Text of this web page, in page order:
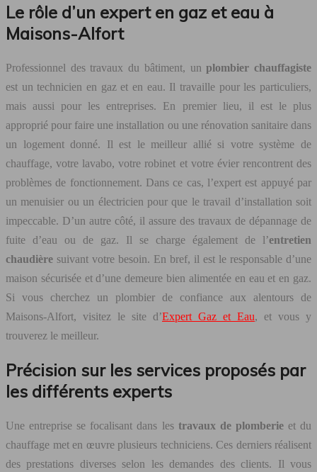
Le rôle d’un expert en gaz et eau à
Maisons-Alfort
Professionnel des travaux du bâtiment, unplombier chauffagiste
est un technicien en gaz et en eau. Il travaille pour les particuliers,
mais aussi pour les entreprises. En premier lieu, il est le plus
approprié pour faire une installation ou une rénovation sanitaire dans
un logement donné. Il est le meilleur allié si votre système de
chauffage, votre lavabo, votre robinet et votre évier rencontrent des
problèmes de fonctionnement. Dans ce cas, l’expert est appuyé par
un menuisier ou un électricien pour que le travail d’installation soit
impeccable. D’un autre côté, il assure des travaux de dépannage de
fuite d’eau ou de gaz. Il se charge également de l’entretien
chaudière suivant votre besoin. En bref, il est le responsable d’une
maison sécurisée et d’une demeure bien alimentée en eau et en gaz.
Si vous cherchez un plombier de confiance aux alentours de
Maisons-Alfort, visitez le site d’Expert Gaz et Eau, et vous y
trouverez le meilleur.
Précision sur les services proposés par
les différents experts
Une entreprise se focalisant dans les travaux de plomberieet du
chauffage met en œuvre plusieurs techniciens. Ces derniers réalisent
des prestations diverses selon les demandes des clients. Il vous